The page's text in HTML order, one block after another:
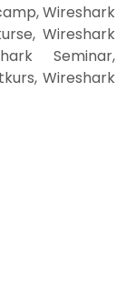
Wireshark
Wireshark
Seminar,
Wireshark